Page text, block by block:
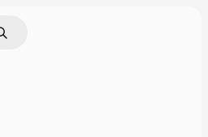
por imagem
Buscar